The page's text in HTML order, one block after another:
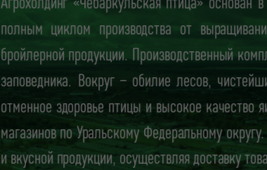
полным циклом производства от
бройлерной продукции. Производственный
заповедника. Вокруг – обилие лесов,
отменное здоровье птицы и высокое
магазинов по Уральскому Федеральному
и вкусной продукции, осуществляя доставку